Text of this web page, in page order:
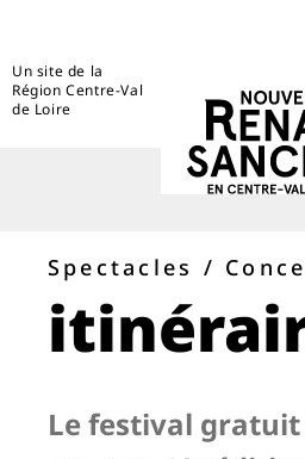
Un site de la
Région Centre-Val
de Loire
Spectacles /
Le festival